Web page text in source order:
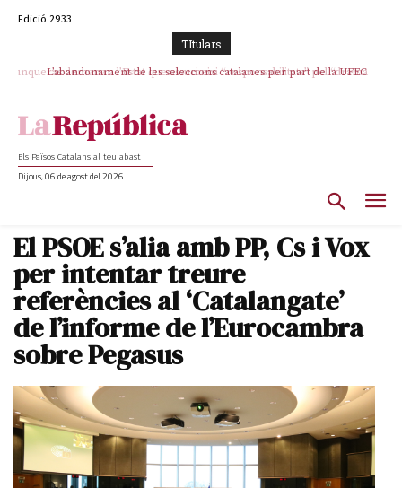
Edició 2933
TItulars
L’abandonament de les seleccions catalanes per part de la UFEC
Els Països Catalans al teu abast
Dijous, 06 de agost del 2026
El PSOE s’alia amb PP, Cs i Vox
per intentar treure
referències al ‘Catalangate’
de l’informe de l’Eurocambra
sobre Pegasus